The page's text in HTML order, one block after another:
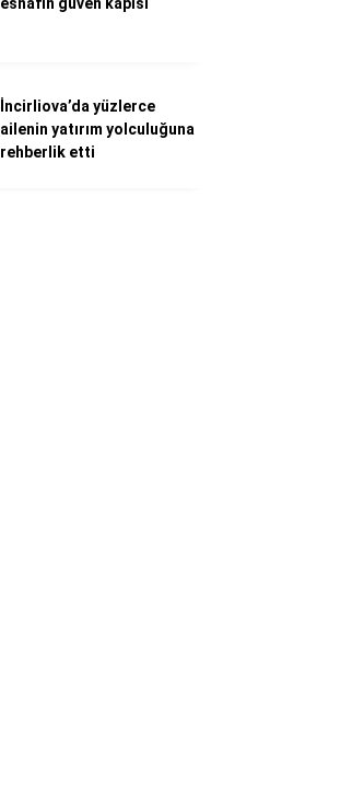
İncirliova’da yüzlerce
ailenin yatırım yolculuğuna
rehberlik etti